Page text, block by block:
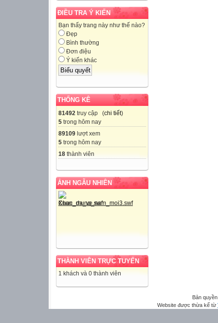
ĐIỀU TRA Ý KIẾN
Bạn thấy trang này như thế nào?
Đẹp
Bình thường
Đơn điệu
Ý kiến khác
THỐNG KÊ
81492 truy cập (chi tiết)
5 trong hôm nay
89109 lượt xem
5 trong hôm nay
18 thành viên
ẢNH NGẪU NHIÊN
THÀNH VIÊN TRỰC TUYẾN
1 khách và 0 thành viên
Bản
Website được thừa kế từ